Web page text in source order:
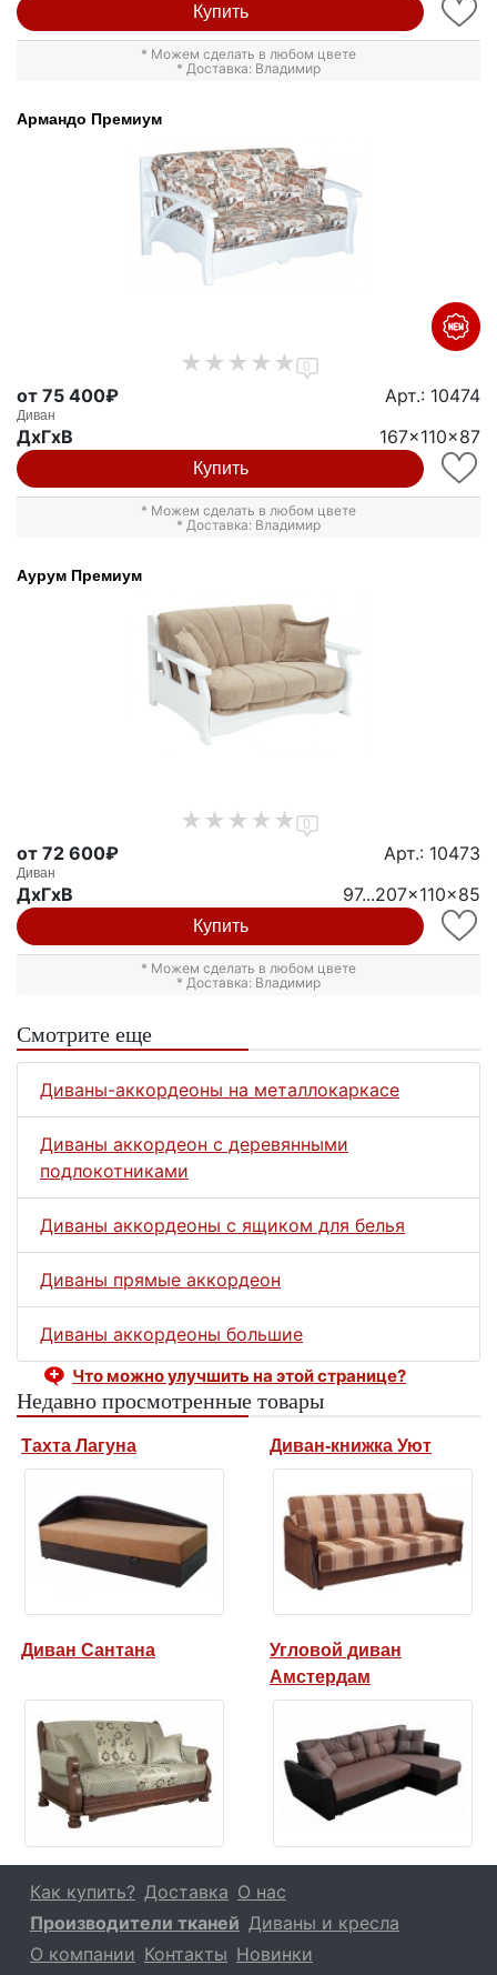
Купить
* Можем сделать в любом цвете
* Доставка: Владимир
Армандо Премиум
0
от 75 400₽ Арт.: 10474
Диван
ДxГxВ 167x110x87
Купить
* Можем сделать в любом цвете
* Доставка: Владимир
Аурум Премиум
0
от 72 600₽ Арт.: 10473
Диван
ДxГxВ 97...207x110x85
Купить
* Можем сделать в любом цвете
* Доставка: Владимир
Смотрите еще
Диваны-аккордеоны на металлокаркасе
Диваны аккордеон с деревянными
подлокотниками
Диваны аккордеоны с ящиком для белья
Диваны прямые аккордеон
Диваны аккордеоны большие
Что можно улучшить на этой странице?
Недавно просмотренные товары
Тахта Лагуна Диван-книжка Уют
Диван Сантана
Угловой диван
Амстердам
Как купить? Доставка О нас
Производители тканей Диваны и кресла
О компании Контакты Новинки